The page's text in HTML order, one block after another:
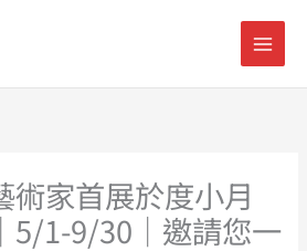
術家首展於度小月
5/1-9/30｜邀請您一